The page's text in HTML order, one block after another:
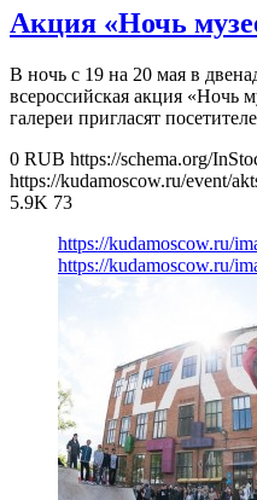
Акция «Ночь
В ночь с 19 на 20 мая в
всероссийская акция «Ночь
галереи пригласят
0 RUB https://schema.org/
https://kudamoscow.ru/event/
5.9K 73
https://kudamoscow.ru/
https://kudamoscow.ru/